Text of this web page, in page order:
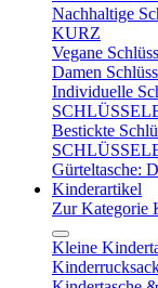
Nachhaltige
KURZ
Vegane
Damen
Individuelle
Bestickte
Gürteltasche:
Kinderartikel
Zur Kategorie
Kleine